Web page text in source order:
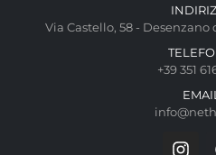
Via Castello, 58 - Desenzano
+39 351